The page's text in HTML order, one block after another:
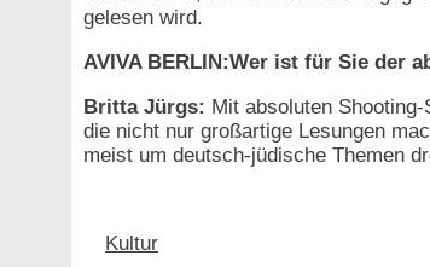
gelesen wird.
AVIVA BERLIN:Wer ist für Sie der
Britta Jürgs: Mit absoluten
die nicht nur großartige Lesungen
meist um deutsch-jüdische Themen
Kultur